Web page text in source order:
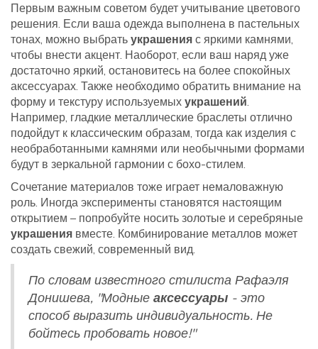
Первым важным советом будет учитывание цветового
решения. Если ваша одежда выполнена в пастельных
тонах, можно выбрать украшения с яркими камнями,
чтобы внести акцент. Наоборот, если ваш наряд уже
достаточно яркий, остановитесь на более спокойных
аксессуарах. Также необходимо обратить внимание на
форму и текстуру используемых украшений.
Например, гладкие металлические браслеты отлично
подойдут к классическим образам, тогда как изделия с
необработанными камнями или необычными формами
будут в зеркальной гармонии с бохо-стилем.
Сочетание материалов тоже играет немаловажную
роль. Иногда эксперименты становятся настоящим
открытием – попробуйте носить золотые и серебряные
украшения вместе. Комбинирование металлов может
создать свежий, современный вид.
По словам известного стилиста Рафаэля
Донишева, "Модные аксессуары - это
способ выразить индивидуальность. Не
бойтесь пробовать новое!"